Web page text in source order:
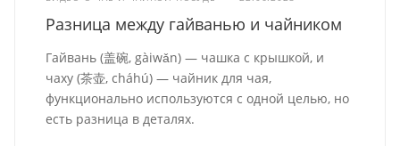
Разница между гайванью и чайником
Гайвань (盖碗, gàiwǎn) — чашка с крышкой, и
чаху (茶壶, cháhú) — чайник для чая,
функционально используются с одной целью, но
есть разница в деталях.